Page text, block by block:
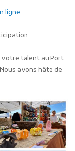
ligne.
votre talent au Port
avons hâte de